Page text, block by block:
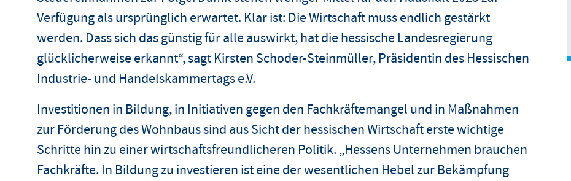
Verfügung als ursprünglich erwartet. Klar ist: Die Wirtschaft muss endlich gestärkt
werden. Dass sich das günstig für alle auswirkt, hat die hessische Landesregierung
glücklicherweise erkannt“, sagt Kirsten Schoder-Steinmüller, Präsidentin des Hessischen
Industrie- und Handelskammertags e.V.
Investitionen in Bildung, in Initiativen gegen den Fachkräftemangel und in Maßnahmen
zur Förderung des Wohnbaus sind aus Sicht der hessischen Wirtschaft erste wichtige
Schritte hin zu einer wirtschaftsfreundlicheren Politik. „Hessens Unternehmen brauchen
Fachkräfte. In Bildung zu investieren ist eine der wesentlichen Hebel zur Bekämpfung